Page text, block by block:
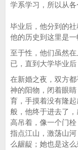
学系学习，所以从各
毕业后，他分到的
他的历史到这里是一
至于性，他们虽然
已，直到大学毕业后
在新婚之夜，双方
神的阳物，闭着眼
育，手摸着没有隆
般，他终于进去了
高吊着，像一个门
指点江山，激荡山
么龌龊；她也是这